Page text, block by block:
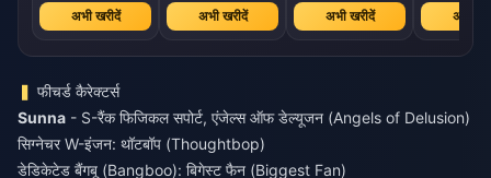
अभी खरीदें अभी खरीदें अभी खरीदें अभी
फीचर्ड कैरेक्टर्स
Sunna - S-रैंक फिजिकल सपोर्ट, एंजेल्स ऑफ डेल्यूजन (Angels of Delusion)
सिग्नेचर W-इंजन: थॉटबॉप (Thoughtbop)
डेडिकेटेड बैंगबू (Bangboo): बिगेस्ट फैन (Biggest Fan)